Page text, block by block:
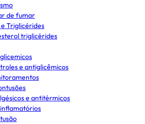
de fumar
Triglicérides
triglicérides
e antiglicêmicos
e antitérmicos